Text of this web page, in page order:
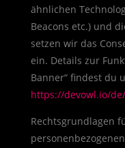
ähnlichen
Beacons etc.) und
setzen wir das
ein. Details zur
Banner“ findest du
https://devowl.io/
Rechtsgrundlagen